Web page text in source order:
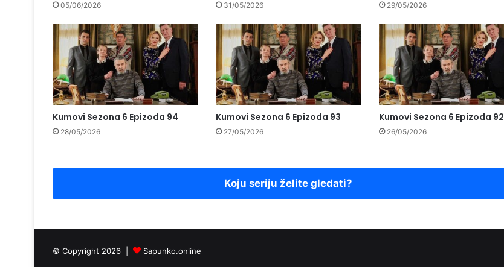
05/06/2026 31/05/2026 29/05/2026
Kumovi Sezona 6 Epizoda 94
28/05/2026
Kumovi Sezona 6 Epizoda 93
27/05/2026
Kumovi Sezona 6 Epizoda 92
26/05/2026
Koju seriju želite gledati?
© Copyright 2026 | Sapunko.online